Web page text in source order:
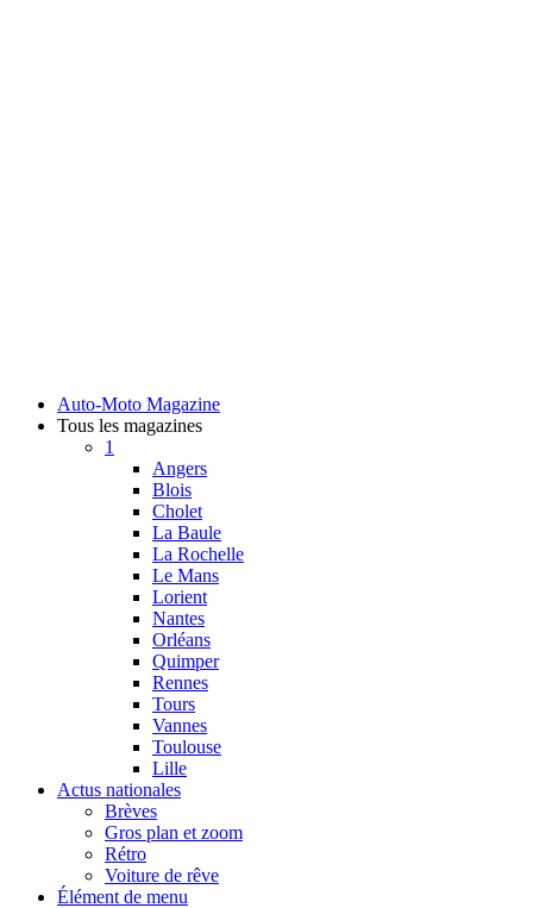
Auto-Moto Magazine
Tous les magazines
1
Angers
Blois
Cholet
La Baule
La Rochelle
Le Mans
Lorient
Nantes
Orléans
Quimper
Rennes
Tours
Vannes
Toulouse
Lille
Actus nationales
Brèves
Gros plan et zoom
Rétro
Voiture de rêve
Élément de menu